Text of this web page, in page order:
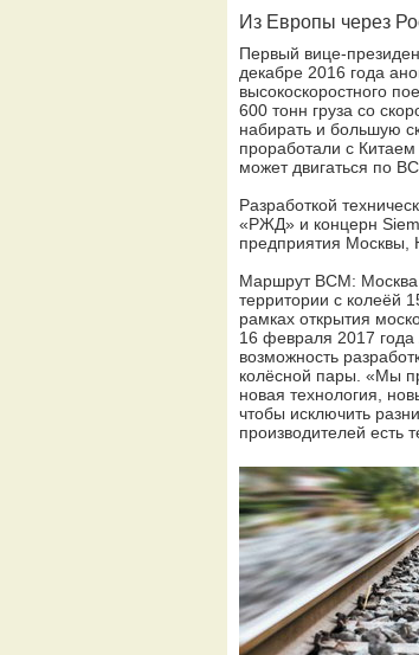
Из Европы через
Первый вице-
декабре 2016 года
высокоскоростного
600 тонн груза со
набирать и большую
проработали с Китаем
может двигаться по
Разработкой
«РЖД» и концерн
предприятия Москвы,
Маршрут ВСМ: Москва
территории с колеёй
рамках открытия
16 февраля 2017
возможность
колёсной пары. «Мы
новая технология,
чтобы исключить
производителей есть